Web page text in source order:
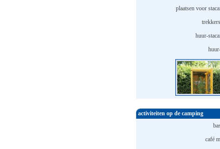
plaatsen voor
huur-
activiteiten op de camping
café